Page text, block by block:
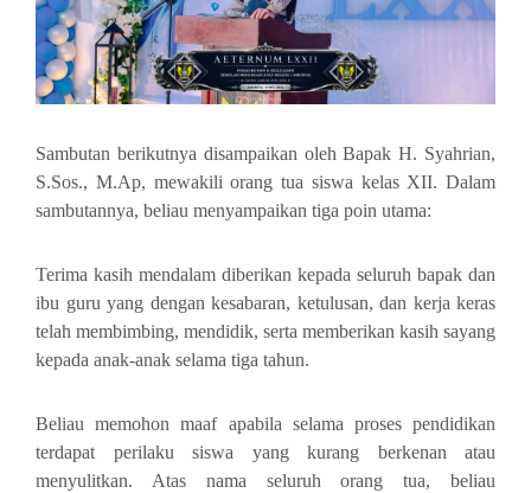
Sambutan berikutnya disampaikan oleh Bapak H. Syahrian,
S.Sos., M.Ap, mewakili orang tua siswa kelas XII. Dalam
sambutannya, beliau menyampaikan tiga poin utama:
Terima kasih mendalam diberikan kepada seluruh bapak dan
ibu guru yang dengan kesabaran, ketulusan, dan kerja keras
telah membimbing, mendidik, serta memberikan kasih sayang
kepada anak-anak selama tiga tahun.
Beliau memohon maaf apabila selama proses pendidikan
terdapat perilaku siswa yang kurang berkenan atau
menyulitkan. Atas nama seluruh orang tua, beliau